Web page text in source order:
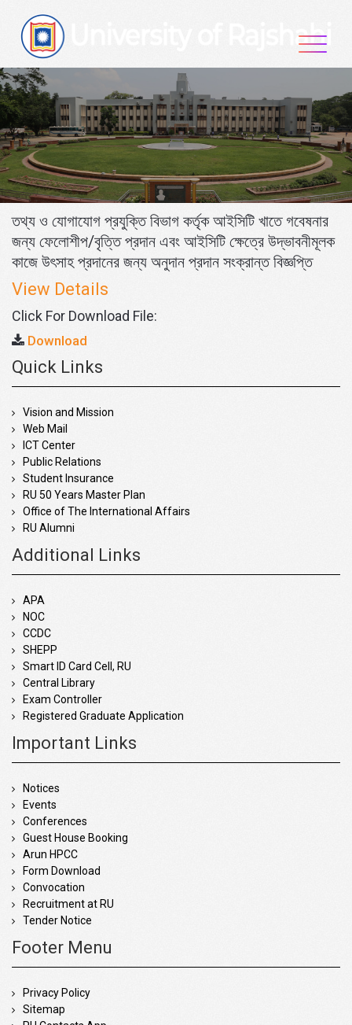
content
তথ্য ও যোগাযোগ প্রযুক্তি বিভাগ কর্তৃক আইসিটি খাতে গবেষনার
জন্য ফেলোশীপ/বৃত্তি প্রদান এবং আইসিটি ক্ষেত্রে উদ্ভাবনীমূলক
কাজে উৎসাহ প্রদানের জন্য অনুদান প্রদান সংক্রান্ত বিজ্ঞপ্তি
View Details
Click For Download File:
Download
Quick Links
Vision and Mission
Web Mail
ICT Center
Public Relations
Student Insurance
RU 50 Years Master Plan
Office of The International Affairs
RU Alumni
Additional Links
APA
NOC
CCDC
SHEPP
Smart ID Card Cell, RU
Central Library
Exam Controller
Registered Graduate Application
Important Links
Notices
Events
Conferences
Guest House Booking
Arun HPCC
Form Download
Convocation
Recruitment at RU
Tender Notice
Footer Menu
Privacy Policy
Sitemap